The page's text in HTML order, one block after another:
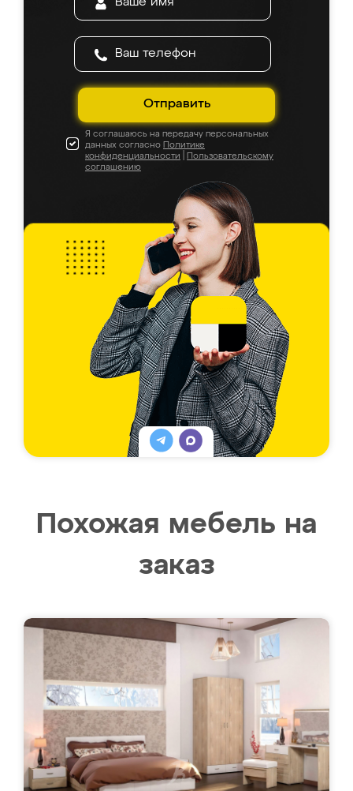
Отправить
Я соглашаюсь на передачу персональных
данных согласно Политике
конфиденциальности
Пользовательскому
соглашению
Похожая мебель на
заказ